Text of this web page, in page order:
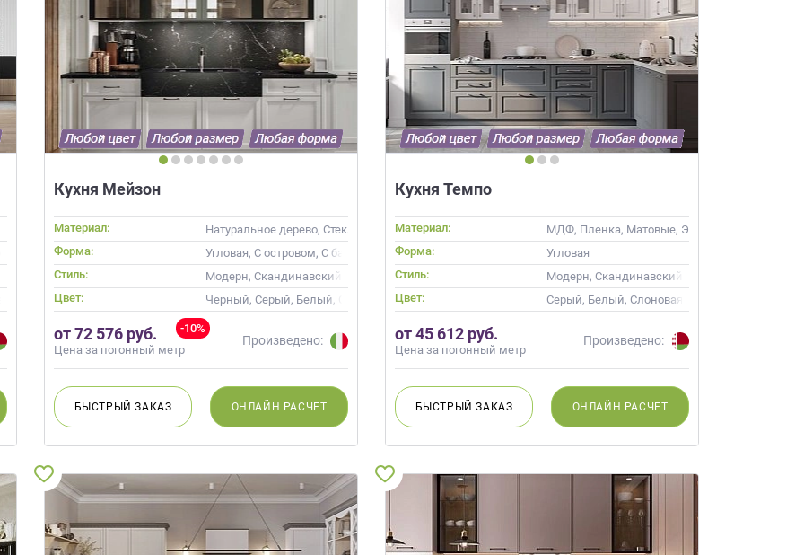
Белый верх темный низ
Кухня Мейзон
Материал:
Натуральное дерево, Стекло, Массив
Форма:
Угловая, С островом, С барной стойкой
Стиль:
Модерн, Скандинавский, Неоклассика, Современные
Цвет:
Черный, Серый, Белый, Слоновая кость, Кремовый
-10%
от 72 576 руб.
Цена за погонный метр
Произведено:
БЫСТРЫЙЗАКАЗ ОНЛАЙН РАСЧЕТ
Кухня Темпо
Материал:
МДФ, Пленка, Матовые, Эмаль
Форма:
Угловая
Стиль:
Модерн, Скандинавский, Хай-тек,
Цвет:
Серый, Белый, Слоновая кость, Белый верх
от 45 612 руб.
Цена за погонный метр
Произведено:
БЫСТРЫЙЗАКАЗ ОНЛАЙН РАСЧЕТ